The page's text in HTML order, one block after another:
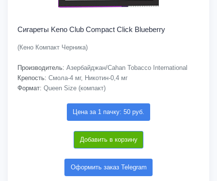
Сигареты Keno Club Compact Click Blueberry
(Кено Компакт Черника)
Производитель: Азербайджан/Cahan Tobacco International
Крепость: Смола-4 мг, Никотин-0,4 мг
Формат: Queen Size (компакт)
Цена за 1 пачку: 50 руб.
Добавить в корзину
Оформить заказ Telegram